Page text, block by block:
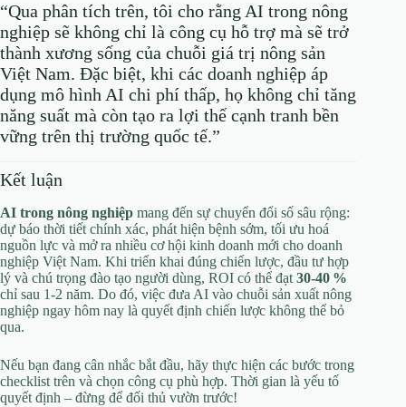
“Qua phân tích trên, tôi cho rằng AI trong nông
nghiệp sẽ không chỉ là công cụ hỗ trợ mà sẽ trở
thành xương sống của chuỗi giá trị nông sản
Việt Nam. Đặc biệt, khi các doanh nghiệp áp
dụng mô hình AI chi phí thấp, họ không chỉ tăng
năng suất mà còn tạo ra lợi thế cạnh tranh bền
vững trên thị trường quốc tế.”
Kết luận
AI trong nông nghiệp mang đến sự chuyển đổi số sâu rộng:
dự báo thời tiết chính xác, phát hiện bệnh sớm, tối ưu hoá
nguồn lực và mở ra nhiều cơ hội kinh doanh mới cho doanh
nghiệp Việt Nam. Khi triển khai đúng chiến lược, đầu tư hợp
lý và chú trọng đào tạo người dùng, ROI có thể đạt 30‑40 %
chỉ sau 1‑2 năm. Do đó, việc đưa AI vào chuỗi sản xuất nông
nghiệp ngay hôm nay là quyết định chiến lược không thể bỏ
qua.
Nếu bạn đang cân nhắc bắt đầu, hãy thực hiện các bước trong
checklist trên và chọn công cụ phù hợp. Thời gian là yếu tố
quyết định – đừng để đối thủ vườn trước!